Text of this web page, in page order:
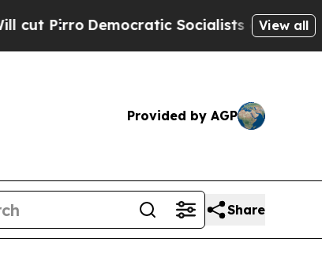
Democratic Socialists of America Propose
View all
Provided by AGP
Share